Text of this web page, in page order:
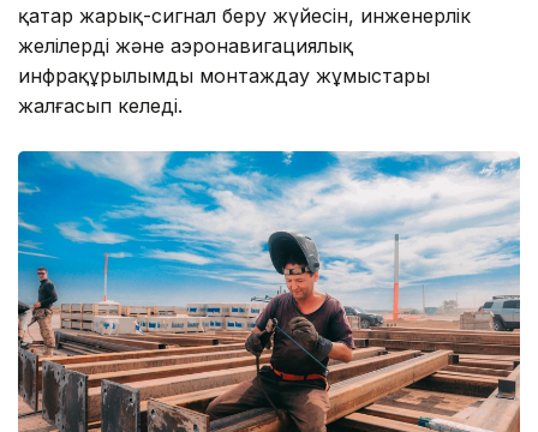
қатар жарық-сигнал беру жүйесін, инженерлік
желілерді және аэронавигациялық
инфрақұрылымды монтаждау жұмыстары
жалғасып келеді.